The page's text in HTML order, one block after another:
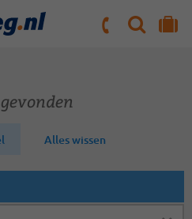
ZOEKENNAAR 'MIJN REIS' OMGEVING
Alles wissen